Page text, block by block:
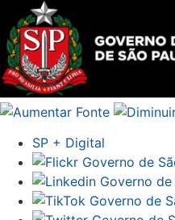
SP + Digital